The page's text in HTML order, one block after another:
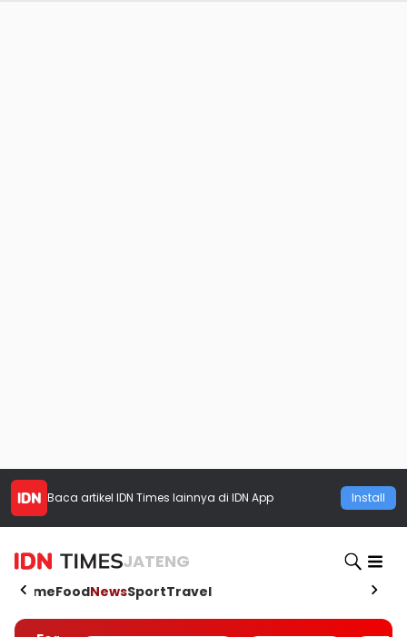
Baca artikel IDN Times lainnya di IDN App Install
JATENG
HomeFoodNewsSportTravel